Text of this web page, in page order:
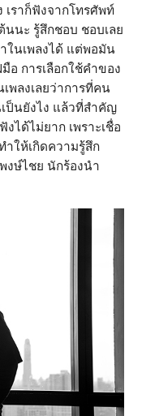
ราก็ฟังจากโทรศัพท์
นะ รู้สึกชอบ ชอบเลย
ในเพลงได้ แต่พอมัน
อ การเลือกใช้คำของ
พลงเลยว่าการที่คน
เป็นยังไง แล้วที่สำคัญ
ได้ไม่ยาก เพราะเชื่อ
ให้เกิดความรู้สึก
งษ์ไชย นักร้องนำ